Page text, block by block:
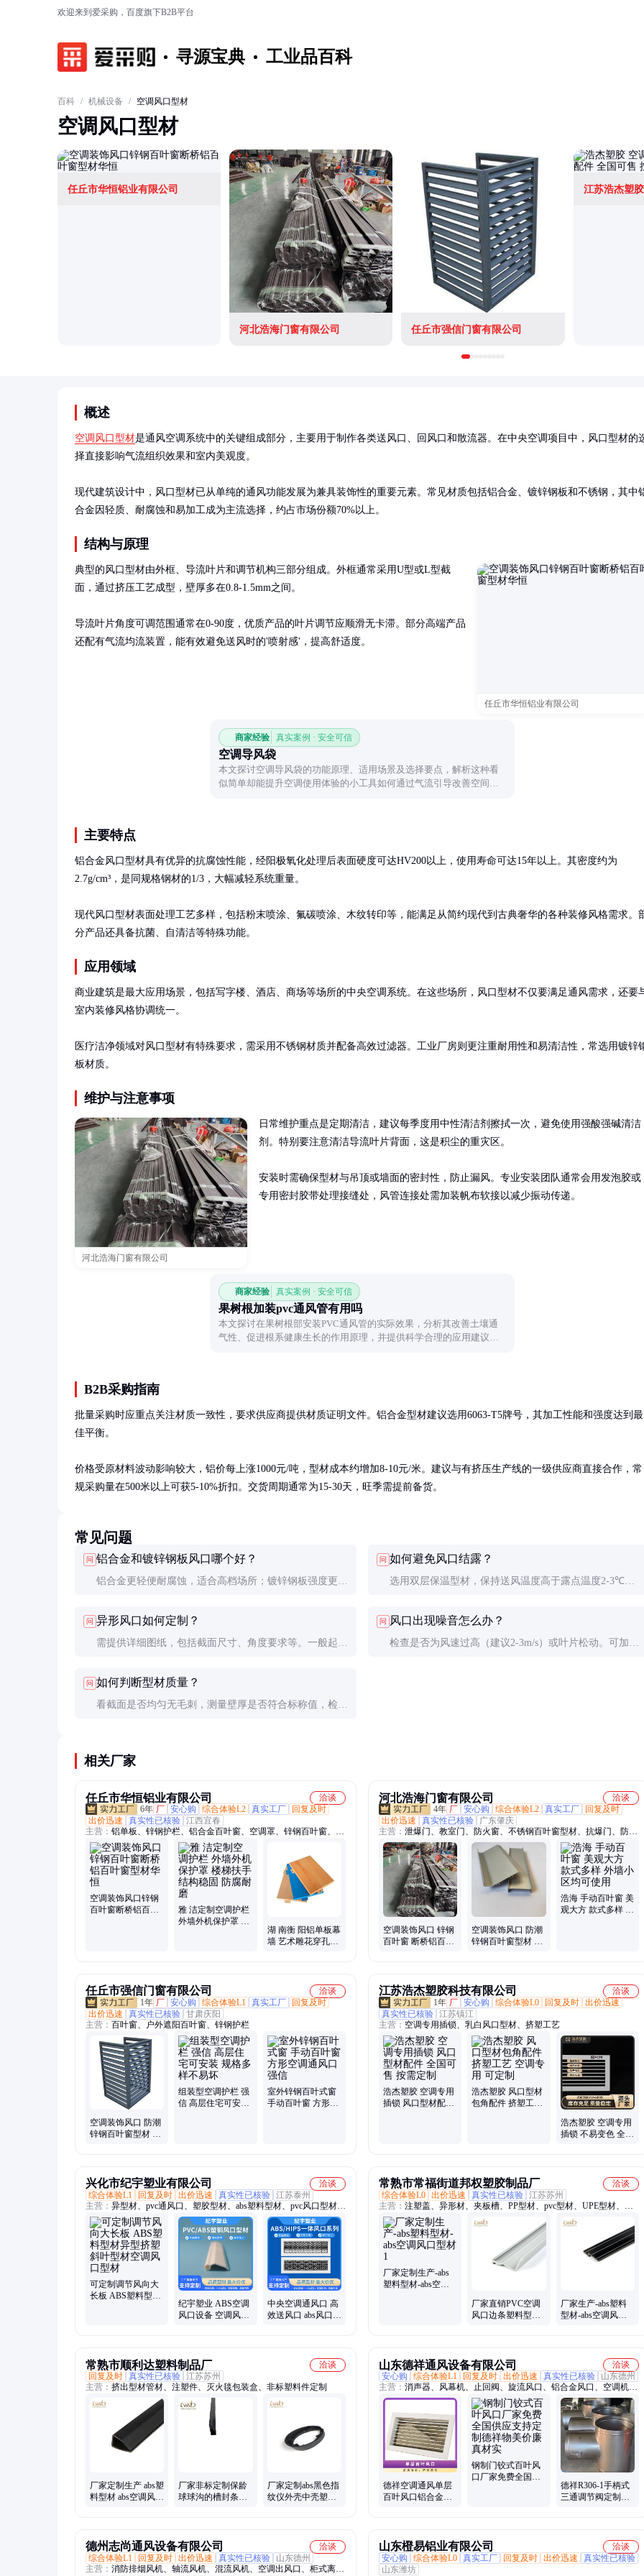
欢迎来到爱采购，百度旗下B2B平台
寻源宝典 工业品百科
百科 / 机械设备 / 空调风口型材
空调风口型材
任丘市华恒铝业有限公司
河北浩海门窗有限公司 任丘市强信门窗有限公司
江苏浩杰塑
概述
空调风口型材是通风空调系统中的关键组成部分，主要用于制作各类送风口、回风口和散流器。在中央空调项目中，风口型材的
择直接影响气流组织效果和室内美观度。
现代建筑设计中，风口型材已从单纯的通风功能发展为兼具装饰性的重要元素。常见材质包括铝合金、镀锌钢板和不锈钢，其中
合金因轻质、耐腐蚀和易加工成为主流选择，约占市场份额70%以上。
结构与原理
任丘市华恒铝业有限公司
典型的风口型材由外框、导流叶片和调节机构三部分组成。外框通常采用U型或L型截
面，通过挤压工艺成型，壁厚多在0.8-1.5mm之间。
导流叶片角度可调范围通常在0-90度，优质产品的叶片调节应顺滑无卡滞。部分高端产品
还配有气流均流装置，能有效避免送风时的'喷射感'，提高舒适度。
商家经验 真实案例 · 安全可信
空调导风袋
本文探讨空调导风袋的功能原理、适用场景及选择要点，解析这种看
似简单却能提升空调使用体验的小工具如何通过气流引导改善空间舒
主要特点
铝合金风口型材具有优异的抗腐蚀性能，经阳极氧化处理后表面硬度可达HV200以上，使用寿命可达15年以上。其密度约为
2.7g/cm³，是同规格钢材的1/3，大幅减轻系统重量。
现代风口型材表面处理工艺多样，包括粉末喷涂、氟碳喷涂、木纹转印等，能满足从简约现代到古典奢华的各种装修风格需求。
分产品还具备抗菌、自清洁等特殊功能。
应用领域
商业建筑是最大应用场景，包括写字楼、酒店、商场等场所的中央空调系统。在这些场所，风口型材不仅要满足通风需求，还要
室内装修风格协调统一。
医疗洁净领域对风口型材有特殊要求，需采用不锈钢材质并配备高效过滤器。工业厂房则更注重耐用性和易清洁性，常选用镀锌
板材质。
维护与注意事项
河北浩海门窗有限公司
日常维护重点是定期清洁，建议每季度用中性清洁剂擦拭一次，避免使用强酸强碱清洁
剂。特别要注意清洁导流叶片背面，这是积尘的重灾区。
安装时需确保型材与吊顶或墙面的密封性，防止漏风。专业安装团队通常会用发泡胶或
专用密封胶带处理接缝处，风管连接处需加装帆布软接以减少振动传递。
商家经验 真实案例 · 安全可信
果树根加装pvc通风管有用吗
本文探讨在果树根部安装PVC通风管的实际效果，分析其改善土壤通
气性、促进根系健康生长的作用原理，并提供科学合理的应用建议，
B2B采购指南
批量采购时应重点关注材质一致性，要求供应商提供材质证明文件。铝合金型材建议选用6063-T5牌号，其加工性能和强度达到最
佳平衡。
价格受原材料波动影响较大，铝价每上涨1000元/吨，型材成本约增加8-10元/米。建议与有挤压生产线的一级供应商直接合作，常
规采购量在500米以上可获5-10%折扣。交货周期通常为15-30天，旺季需提前备货。
常见问题
问 铝合金和镀锌钢板风口哪个好？
铝合金更轻便耐腐蚀，适合高档场所；镀锌钢板强度更高
问 如何避免风口结露？
选用双层保温型材，保持送风温度高于露点温度2-3℃，
问 异形风口如何定制？
需提供详细图纸，包括截面尺寸、角度要求等。一般起订
50%。
问 风口出现噪音怎么办？
检查是否为风速过高（建议2-3m/s）或叶片松动。可加装
问 如何判断型材质量？
看截面是否均匀无毛刺，测量壁厚是否符合标称值，检查
相关厂家
任丘市华恒铝业有限公司
洽谈
6年 厂 安心购 综合体验L2 真实工厂
回复及时
出价迅速
真实性已核验 江西宜春
主营： 铝单板、锌钢护栏、铝合金百叶窗、空调罩、锌钢百叶窗、百
叶窗、塑钢百叶窗、铝单板幕墙、冲孔铝单板、幕墙铝单板、氟碳铝
单板、外墙铝单板、异形铝单板、铝方通、铝方管
空调装饰风口锌钢
百叶窗断桥铝百叶
雅 洁定制空调护栏
外墙外机保护罩 楼
湖 南衡 阳铝单板幕
墙 艺术雕花穿孔异
河北浩海门窗有限公司
洽谈
4年 厂 安心购 综合体验L2 真实工厂
回复及时
出价迅速
真实性已核验
广东肇庆
主营： 泄爆门、教室门、防火窗、不锈钢百叶窗型材、抗爆门、防盗
门、猪舍门、宿舍门、中悬窗、铝单板、防爆门、医用门、防火门、
储藏间门、断桥门窗、医疗钢质门、防火防爆窗、防火安全门、家用
入户门、消防救援窗、消防玻璃窗、防火卷帘门、钢质净化门、楼宇
单元门、防爆密闭门、断桥铝门窗
空调装饰风口 锌钢
百叶窗 断桥铝百叶
空调装饰风口 防潮
锌钢百叶窗型材 浩
浩海 手动百叶窗 美
观大方 款式多样 外
任丘市强信门窗有限公司
洽谈
1年 厂 安心购 综合体验L1 真实工厂
回复及时
出价迅速
真实性已核验 甘肃庆阳
主营： 百叶窗、户外遮阳百叶窗、锌钢护栏
空调装饰风口 防潮
锌钢百叶窗型材 强
组装型空调护栏 强
信 高层住宅可安装
室外锌钢百叶式窗
手动百叶窗 方形空
江苏浩杰塑胶科技有限公司
洽谈
1年 厂 安心购 综合体验L0 回复及时 出价迅速
真实性已核验 江苏镇江
主营： 空调专用插锁、乳白风口型材、挤塑工艺
浩杰塑胶 空调专用
插锁 风口型材配件
浩杰塑胶 风口型材
包角配件 挤塑工艺
浩杰塑胶 空调专用
插锁 不易变色 全国
兴化市纪宇塑业有限公司
洽谈
综合体验L1
回复及时 出价迅速 真实性已核验 江苏泰州
主营： 异型材、pvc通风口、塑胶型材、abs塑料型材、pvc风口型材、
abs挤出型材、挤出风口型材、空调风口型材、空调风口设备、空调
百叶风口、塑料条、止回阀
可定制调节风向大
长板 ABS塑料型材
纪宇塑业 ABS空调
风口设备 空调风口
中央空调通风口 高
效送风口 abs风口型
常熟市常福街道邦权塑胶制品厂
洽谈
综合体验L0 出价迅速 真实性已核验 江苏苏州
主营： 注塑盖、异形材、夹板槽、PP型材、pvc型材、UPE型材、
ABS型材、塑料管、PC管、PPS注塑件、置物架、PC灯罩、塑料
盖、包边条、透光条、定制abs、塑料槽盖板、HDPE挤出、耐磨条、
支撑管、防滑条、矩形条、圆形管、固定条、注塑件
厂家定制生产-abs
塑料型材-abs空调
厂家直销PVC空调
风口边条塑料型材
厂家生产-abs塑料
型材-abs空调风口
常熟市顺利达塑料制品厂
洽谈
回复及时 真实性已核验 江苏苏州
主营： 挤出型材管材、注塑件、灭火毯包装盒、非标塑料件定制
厂家定制生产 abs塑
料型材 abs空调风口
厂家非标定制保龄
球球沟的槽封条
厂家定制abs黑色指
纹仪外壳中壳塑料
山东德祥通风设备有限公司
洽谈
安心购
综合体验L1 回复及时 出价迅速 真实性已核验
山东德州
主营： 消声器、风幕机、止回阀、旋流风口、铝合金风口、空调机
组、风机箱、新风机、调节阀、防火阀、插板阀、酚醛风管、混流风
机、镀锌板风管、玻璃钢风管、彩钢排烟风管、过滤吸收器、双连杆
密闭阀、超压排气阀门、油网滤尘器、排烟风机、屋顶风机、轴流风
机、玻镁风管、玻纤风管
德祥空调通风单层
百叶风口铝合金型
钢制门铰式百叶风
口厂家免费全国供
德祥R306-1手柄式
三通调节阀定制用
德州志尚通风设备有限公司
洽谈
综合体验L1
回复及时 出价迅速 真实性已核验
山东德州
主营： 消防排烟风机、轴流风机、混流风机、空调出风口、柜式离心
山东橙易铝业有限公司
洽谈
安心购
综合体验L0 真实工厂 回复及时 出价迅速
真实性已核验
山东潍坊